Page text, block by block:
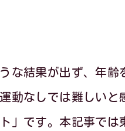
な結果が出ず、年
動なしでは難しい
」です。本記事で